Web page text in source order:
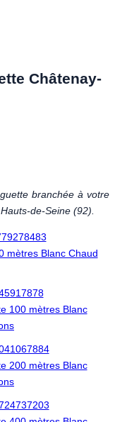
Châtenay-
branchée à votre
de-Seine (92).
mètres Blanc Chaud
100 mètres Blanc
200 mètres Blanc